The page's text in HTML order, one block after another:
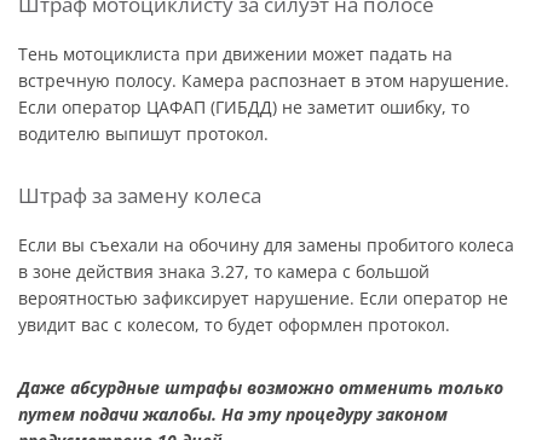
Тень мотоциклиста при движении может падать на
встречную полосу. Камера распознает в этом нарушение.
Если оператор ЦАФАП (ГИБДД) не заметит ошибку, то
водителю выпишут протокол.
Штраф за замену колеса
Если вы съехали на обочину для замены пробитого колеса
в зоне действия знака 3.27, то камера с большой
вероятностью зафиксирует нарушение. Если оператор не
увидит вас с колесом, то будет оформлен протокол.
Даже абсурдные штрафы возможно отменить только
путем подачи жалобы. На эту процедуру законом